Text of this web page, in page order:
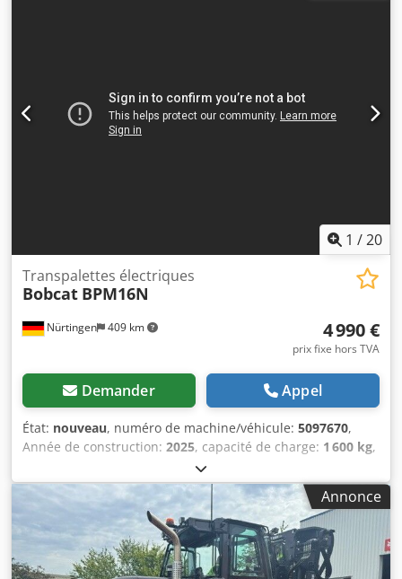
1 /20
Nürtingen 409 km
Transpalettes électriques
Bobcat BPM16N
4 990 €
prix fixe hors TVA
Demander Appel
État: nouveau, numéro de machine/véhicule: 5097670,
Année de construction: 2025, capacité de charge: 1 600 kg,
, centre de gravité de la
charge:600 mm, type de carburant:électrique, type de
mât:autre , hauteur de construction:1 300 mm , tension de
la batterie:25,6 V , longueur des fourches: 1 150 mm
total: 400 kg
, 5097670 Numéro de série : OBWN3-0000
Dodeytldgepfx Afmjck Caractéristiques de la batterie :
Annonce